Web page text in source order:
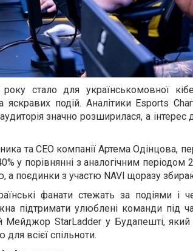
стало для українськомовної
яскравих подій. Аналітики Esports
значно розширилася, а
та CEO компанії Артема Одінцова,
у порівнянні з аналогічним періодом
а поєдинки з участю NAVI щоразу
фанати стежать за подіями і
підтримати улюблені команди під
Мейджор StarLadder у Будапешті, який
всієї спільноти.